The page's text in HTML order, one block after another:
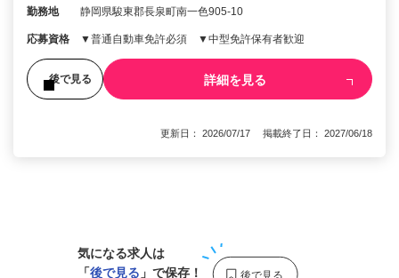
勤務地 静岡県駿東郡長泉町南一色905-10
応募資格 ▼普通自動車免許必須 ▼中型免許保有者歓迎
後で見る 詳細を見る
更新日： 2026/07/17 掲載終了日： 2027/06/18
気になる求人は
「後で見る 」で保存！